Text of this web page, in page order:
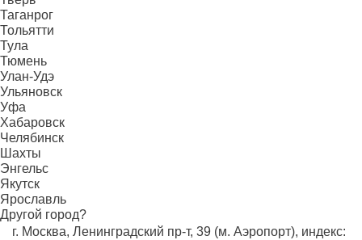
Таганрог
Тольятти
Тула
Тюмень
Улан-Удэ
Ульяновск
Уфа
Хабаровск
Челябинск
Шахты
Энгельс
Якутск
Ярославль
Другой город?
г. Москва, Ленинградский пр-т, 39 (м. Аэропорт), индекс: